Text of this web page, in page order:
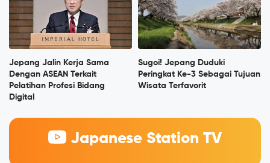
Jepang Jalin Kerja Sama
Dengan ASEAN Terkait
Pelatihan Profesi Bidang
Digital
Sugoi! Jepang Duduki
Peringkat Ke-3 Sebagai Tujuan
Wisata Terfavorit
Japanese Station TV